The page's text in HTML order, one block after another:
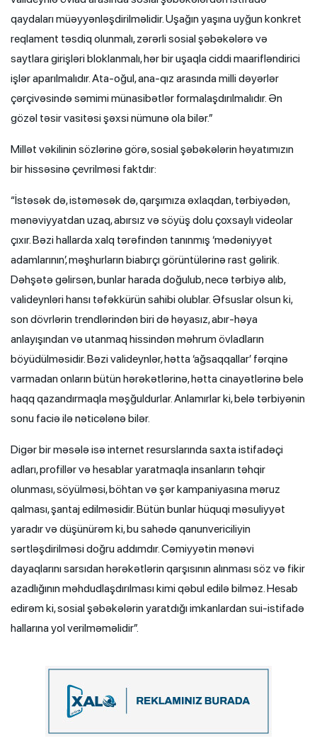
qaydaları müəyyənləşdirilməlidir. Uşağın yaşına uyğun konkret
reqlament təsdiq olunmalı, zərərli sosial şəbəkələrə və
saytlara girişləri bloklanmalı, hər bir uşaqla ciddi maarifləndirici
işlər aparılmalıdır. Ata-oğul, ana-qız arasında milli dəyərlər
çərçivəsində səmimi münasibətlər formalaşdırılmalıdır. Ən
gözəl təsir vasitəsi şəxsi nümunə ola bilər.”
Millət vəkilinin sözlərinə görə, sosial şəbəkələrin həyatımızın
bir hissəsinə çevrilməsi faktdır:
“İstəsək də, istəməsək də, qarşımıza əxlaqdan, tərbiyədən,
mənəviyyatdan uzaq, abırsız və söyüş dolu çoxsaylı videolar
çıxır. Bəzi hallarda xalq tərəfindən tanınmış ‘mədəniyyət
adamlarının’, məşhurların biabırçı görüntülərinə rast gəlirik.
Dəhşətə gəlirsən, bunlar harada doğulub, necə tərbiyə alıb,
valideynləri hansı təfəkkürün sahibi olublar. Əfsuslar olsun ki,
son dövrlərin trendlərindən biri də həyasız, abır-həya
anlayışından və utanmaq hissindən məhrum övladların
böyüdülməsidir. Bəzi valideynlər, hətta ‘ağsaqqallar’ fərqinə
varmadan onların bütün hərəkətlərinə, hətta cinayətlərinə belə
haqq qazandırmaqla məşğuldurlar. Anlamırlar ki, belə tərbiyənin
sonu faciə ilə nəticələnə bilər.
Digər bir məsələ isə internet resurslarında saxta istifadəçi
adları, profillər və hesablar yaratmaqla insanların təhqir
olunması, söyülməsi, böhtan və şər kampaniyasına məruz
qalması, şantaj edilməsidir. Bütün bunlar hüquqi məsuliyyət
yaradır və düşünürəm ki, bu sahədə qanunvericiliyin
sərtləşdirilməsi doğru addımdır. Cəmiyyətin mənəvi
dayaqlarını sarsıdan hərəkətlərin qarşısının alınması söz və fikir
azadlığının məhdudlaşdırılması kimi qəbul edilə bilməz. Hesab
edirəm ki, sosial şəbəkələrin yaratdığı imkanlardan sui-istifadə
hallarına yol verilməməlidir”.